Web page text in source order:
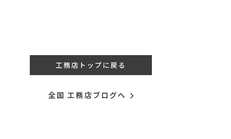
工務店トップに戻る
全国 工務店ブログへ